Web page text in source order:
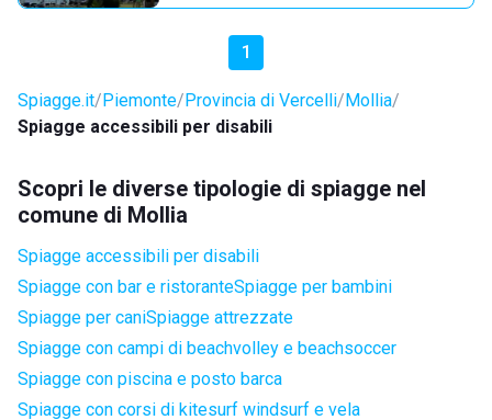
1
Spiagge.it Piemonte Provincia di Vercelli Mollia
Spiagge accessibili per disabili
Scopri le diverse tipologie di spiagge nel
comune di Mollia
Spiagge accessibili per disabili
Spiagge con bar e ristoranteSpiagge per bambini
Spiagge per caniSpiagge attrezzate
Spiagge con campi di beachvolley e beachsoccer
Spiagge con piscina e posto barca
Spiagge con corsi di kitesurf windsurf e vela